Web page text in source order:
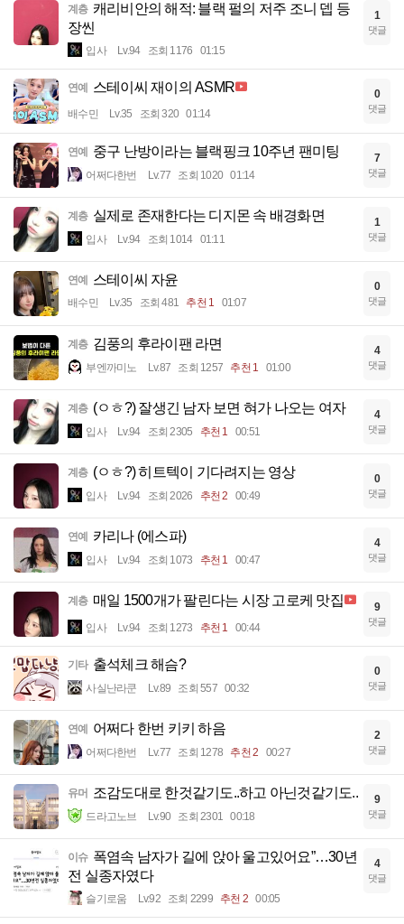
계층 캐리비안의 해적: 블랙 펄의 저주 조니 뎁 등
장씬
입사 Lv.94 조회 1176 01:15
1
댓글
연예 스테이씨 재이의 ASMR
배수민 Lv.35 조회 320 01:14
0
댓글
연예 중구 난방이라는 블랙핑크 10주년 팬미팅
어쩌다한번 Lv.77 조회 1020 01:14
7
댓글
계층 실제로 존재한다는 디지몬 속 배경화면
입사 Lv.94 조회 1014 01:11
1
댓글
연예 스테이씨 자윤
배수민 Lv.35 조회 481 추천 1 01:07
0
댓글
계층 김풍의 후라이팬 라면
부엔까미노 Lv.87 조회 1257 추천 1 01:00
4
댓글
계층 (ㅇㅎ?) 잘생긴 남자 보면 혀가 나오는 여자
입사 Lv.94 조회 2305 추천 1 00:51
4
댓글
계층 (ㅇㅎ?) 히트텍이 기다려지는 영상
입사 Lv.94 조회 2026 추천 2 00:49
0
댓글
연예 카리나 (에스파)
입사 Lv.94 조회 1073 추천 1 00:47
4
댓글
계층 매일 1500개가 팔린다는 시장 고로케 맛집
입사 Lv.94 조회 1273 추천 1 00:44
9
댓글
기타 출석체크 해슴?
사실난라쿤 Lv.89 조회 557 00:32
0
댓글
연예 어쩌다 한번 키키 하음
어쩌다한번 Lv.77 조회 1278 추천 2 00:27
2
댓글
유머 조감도대로 한것같기도..하고 아닌것같기도..
드라고노브 Lv.90 조회 2301 00:18
9
댓글
이슈 폭염속 남자가 길에 앉아 울고있어요”…30년
전 실종자였다
슬기로움 Lv.92 조회 2299 추천 2 00:05
4
댓글